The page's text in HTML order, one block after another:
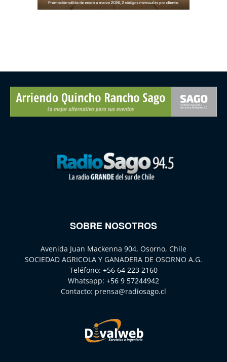
SOBRE NOSOTROS
Avenida Juan Mackenna 904, Osorno, Chile
SOCIEDAD AGRICOLA Y GANADERA DE OSORNO A.G.
Teléfono: +56 64 223 2160
Whatsapp: +56 9 57244942
Contacto: prensa@radiosago.cl